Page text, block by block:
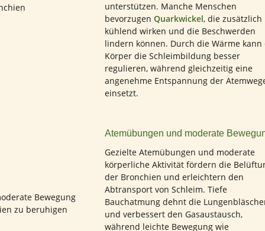
unterstützen. Manche Menschen
bevorzugen Quarkwickel, die zusätzlich
kühlend wirken und die Beschwerden
lindern können. Durch die Wärme kann
Körper die Schleimbildung besser
regulieren, während gleichzeitig eine
angenehme Entspannung der
einsetzt.
Atemübungen und moderate
Gezielte Atemübungen und moderate
körperliche Aktivität fördern die
der Bronchien und erleichtern den
Abtransport von Schleim. Tiefe
Bauchatmung dehnt die
und verbessert den Gasaustausch,
während leichte Bewegung wie